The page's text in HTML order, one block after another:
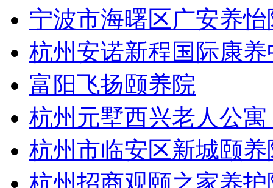
宁波市海曙区广安养怡
杭州安诺新程国际康养
富阳飞扬颐养院
杭州元墅西兴老人公
杭州市临安区新城颐养